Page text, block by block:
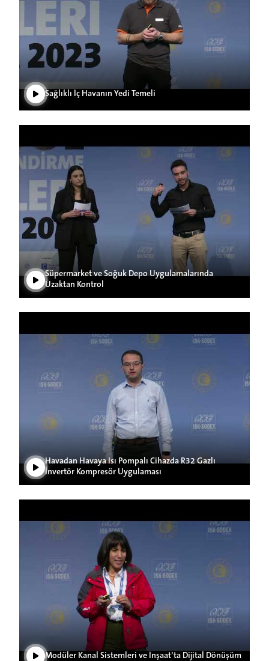
Play Video
Sağlıklı İç Havanın Yedi Temeli
Play Video
Süpermarket ve Soğuk Depo Uygulamalarında
Uzaktan Kontrol
Play Video
Havadan Havaya Isı Pompalı Cihazda R32 Gazlı
İnvertör Kompresör Uygulaması
Play Video
Modüler Kanal Sistemleri ve İnşaat’ta Dijital Dönüşüm